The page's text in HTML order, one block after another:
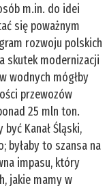
m.in. do idei
się poważnym
rozwoju polskich
skutek modernizacji
wodnych mógłby
przewozów
25 mln ton.
Kanał Śląski,
byłaby to szansa na
impasu, który
jakie mamy w